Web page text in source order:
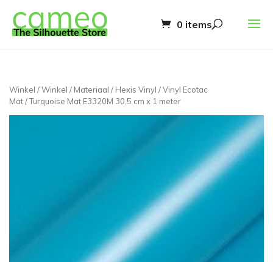
0 items
Winkel /Winkel / Materiaal / Hexis Vinyl /Vinyl Ecotac
Mat/ Turquoise Mat E3320M 30,5 cm x 1 meter